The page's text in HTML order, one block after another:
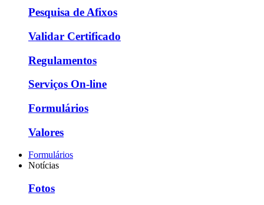
Pesquisa de Afixos
Validar Certificado
Regulamentos
Serviços On-line
Formulários
Valores
Formulários
Notícias
Fotos